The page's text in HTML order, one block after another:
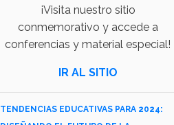
¡Visita nuestro sitio
conmemorativo y accede a
conferencias y material especial!
IR AL SITIO
TENDENCIAS EDUCATIVAS PARA 2024: